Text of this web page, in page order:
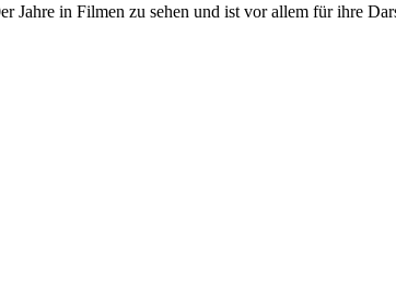
Jahre in Filmen zu sehen und ist vor allem für ihre